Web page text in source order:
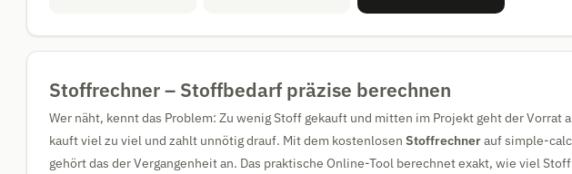
Stoffrechner – Stoffbedarf präzise berechnen
Wer näht, kennt das Problem: Zu wenig Stoff gekauft und mitten im Projekt geht der Vorrat
kauft viel zu viel und zahlt unnötig drauf. Mit dem kostenlosen Stoffrechnerauf simple-
gehört das der Vergangenheit an. Das praktische Online-Tool berechnet exakt, wie viel